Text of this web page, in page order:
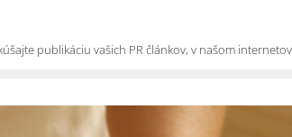
publikáciu vašich PR článkov, v našom